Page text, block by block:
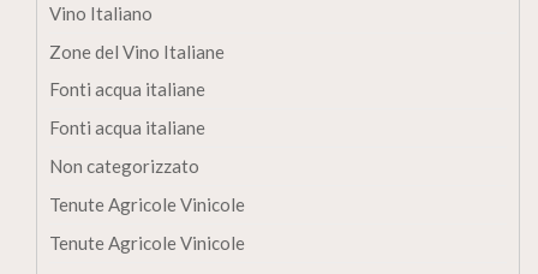
Vino Italiano
Zone del Vino Italiane
Fonti acqua italiane
Fonti acqua italiane
Non categorizzato
Tenute Agricole Vinicole
Tenute Agricole Vinicole